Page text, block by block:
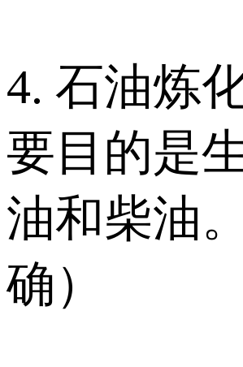
4. 石油炼
要目的是
油和柴油
确）